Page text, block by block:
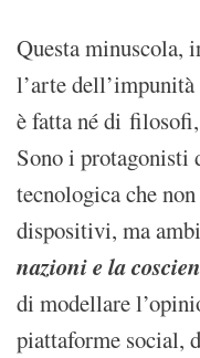
Questa minuscola,
l’arte
è fatta né di
Sono i protagonisti
tecnologica che
dispositivi, ma
nazioni e la
di modellare
piattaforme social,